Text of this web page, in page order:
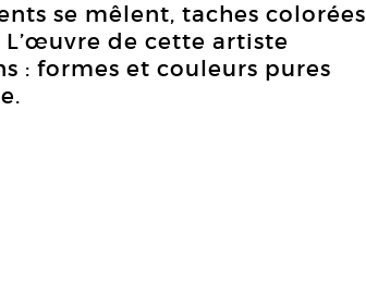
se mêlent, taches colorées
de cette artiste
: formes et couleurs pures